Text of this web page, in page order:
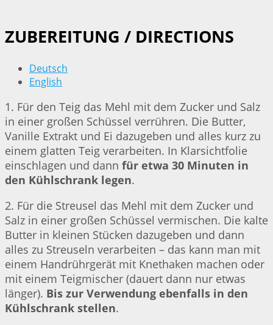
ZUBEREITUNG / DIRECTIONS
Deutsch
English
1. Für den Teig das Mehl mit dem Zucker und Salz
in einer großen Schüssel verrühren. Die Butter,
Vanille Extrakt und Ei dazugeben und alles kurz zu
einem glatten Teig verarbeiten. In Klarsichtfolie
einschlagen und dann für etwa 30 Minuten in
den Kühlschrank legen.
2. Für die Streusel das Mehl mit dem Zucker und
Salz in einer großen Schüssel vermischen. Die kalte
Butter in kleinen Stücken dazugeben und dann
alles zu Streuseln verarbeiten – das kann man mit
einem Handrührgerät mit Knethaken machen oder
mit einem Teigmischer (dauert dann nur etwas
länger). Bis zur Verwendung ebenfalls in den
Kühlschrank stellen.